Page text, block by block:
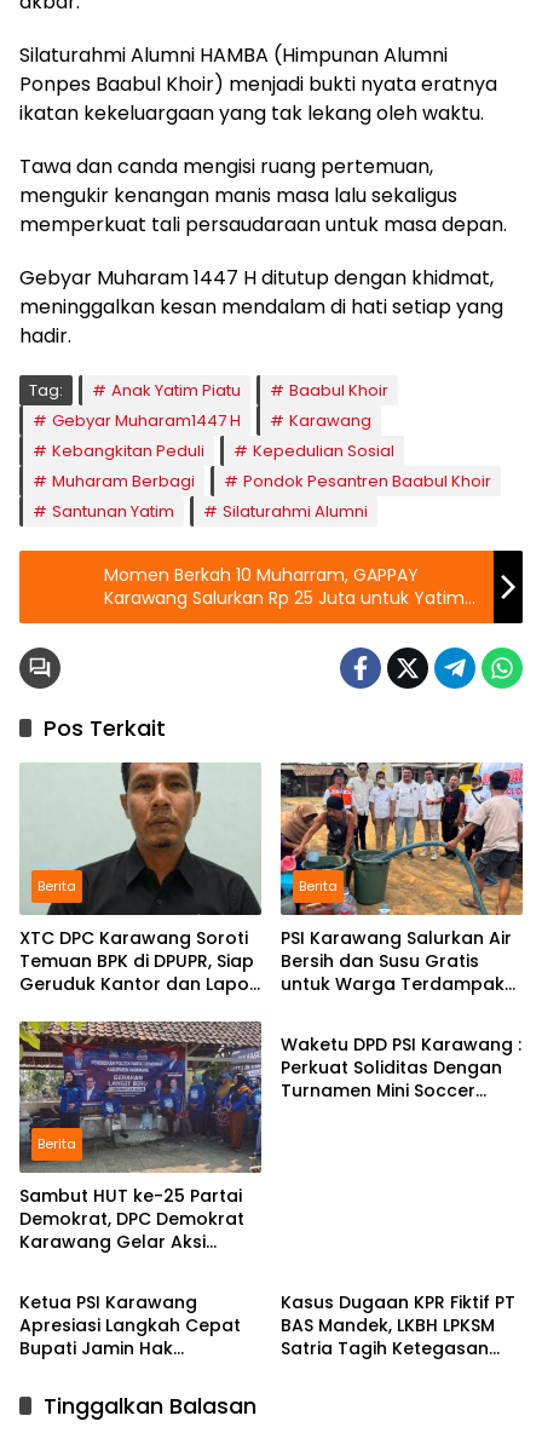
Silaturahmi Alumni HAMBA (Himpunan Alumni
Ponpes Baabul Khoir) menjadi bukti nyata eratnya
ikatan kekeluargaan yang tak lekang oleh waktu.
Tawa dan canda mengisi ruang pertemuan,
mengukir kenangan manis masa lalu sekaligus
memperkuat tali persaudaraan untuk masa depan.
Gebyar Muharam 1447 H ditutup dengan khidmat,
meninggalkan kesan mendalam di hati setiap yang
hadir.
Tag: Anak Yatim Piatu
Baabul Khoir
Gebyar Muharam1447 H
Karawang
Kebangkitan Peduli
Kepedulian Sosial
Muharam Berbagi
Pondok Pesantren Baabul Khoir
Santunan Yatim
Silaturahmi Alumni
Momen Berkah 10 Muharram, GAPPAY
Karawang Salurkan Rp 25 Juta untuk Yatim
Piatu
Pos Terkait
Berita
XTC DPC Karawang Soroti
Temuan BPK di DPUPR, Siap
Geruduk Kantor dan Lapor
Berita
PSI Karawang Salurkan Air
Bersih dan Susu Gratis
untuk Warga Terdampak
Berita
Sambut HUT ke-25 Partai
Demokrat, DPC Demokrat
Karawang Gelar Aksi
Berita
Waketu DPD PSI Karawang :
Perkuat Soliditas Dengan
Turnamen Mini Soccer
Berita
Ketua PSI Karawang
Apresiasi Langkah Cepat
Bupati Jamin Hak
Kasus Dugaan KPR Fiktif PT
BAS Mandek, LKBH LPKSM
Satria Tagih Ketegasan
Tinggalkan Balasan